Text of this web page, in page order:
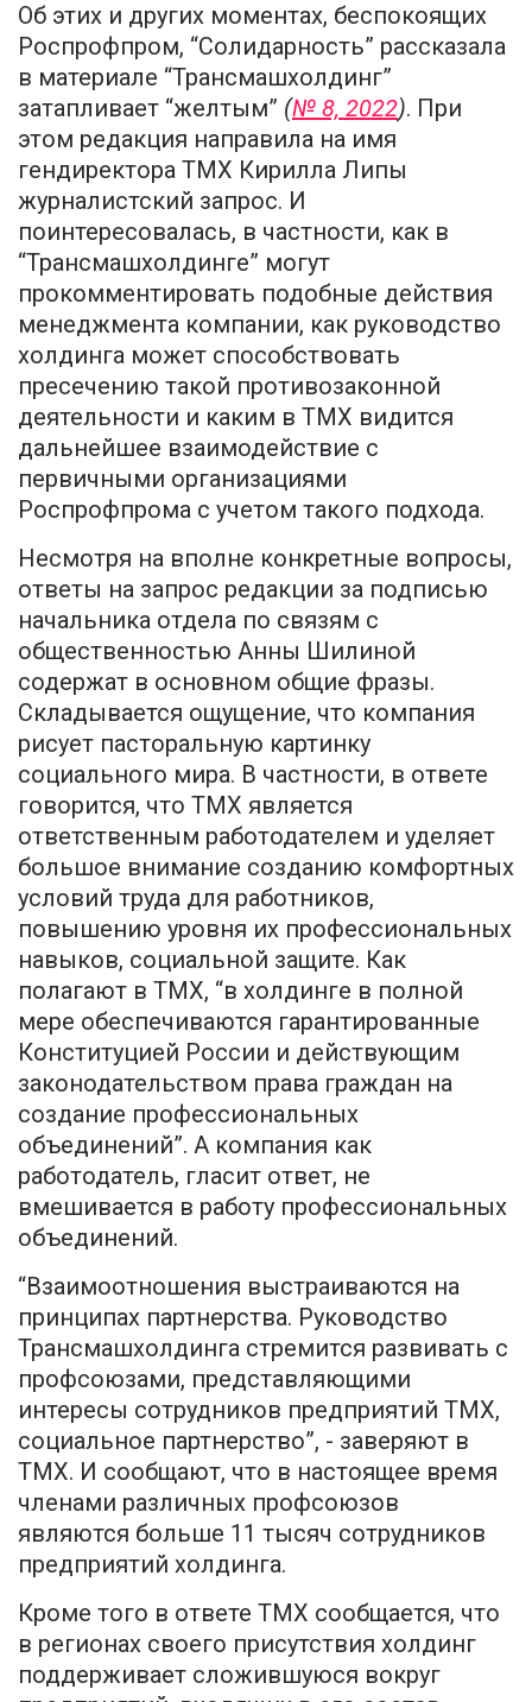
Об этих и других моментах, беспокоящих
Роспрофпром, “Солидарность” рассказала
в материале “Трансмашхолдинг”
затапливает “желтым” (№ 8, 2022). При
этом редакция направила на имя
гендиректора ТМХ Кирилла Липы
журналистский запрос. И
поинтересовалась, в частности, как в
“Трансмашхолдинге” могут
прокомментировать подобные действия
менеджмента компании, как руководство
холдинга может способствовать
пресечению такой противозаконной
деятельности и каким в ТМХ видится
дальнейшее взаимодействие с
первичными организациями
Роспрофпрома с учетом такого подхода.
Несмотря на вполне конкретные вопросы,
ответы на запрос редакции за подписью
начальника отдела по связям с
общественностью Анны Шилиной
содержат в основном общие фразы.
Складывается ощущение, что компания
рисует пасторальную картинку
социального мира. В частности, в ответе
говорится, что TMX является
ответственным работодателем и уделяет
большое внимание созданию комфортных
условий труда для работников,
повышению уровня их профессиональных
навыков, социальной защите. Как
полагают в ТМХ, “в холдинге в полной
мере обеспечиваются гарантированные
Конституцией России и действующим
законодательством права граждан на
создание профессиональных
объединений”. А компания как
работодатель, гласит ответ, не
вмешивается в работу профессиональных
объединений.
“Взаимоотношения выстраиваются на
принципах партнерства. Руководство
Трансмашхолдинга стремится развивать с
профсоюзами, представляющими
интересы сотрудников предприятий TMX,
социальное партнерство”, - заверяют в
ТМХ. И сообщают, что в настоящее время
членами различных профсоюзов
являются больше 11 тысяч сотрудников
предприятий холдинга.
Кроме того в ответе ТМХ сообщается, что
в регионах своего присутствия холдинг
поддерживает сложившуюся вокруг